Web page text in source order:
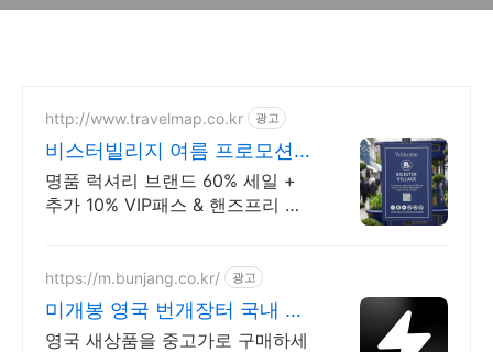
http://www.travelmap.co.kr 광고
비스터빌리지 여름 프로모션
VIP 패스 10% 할인쿠폰
명품 럭셔리 브랜드 60% 세일 +
추가 10% VIP패스 & 핸즈프리 쇼
쇼핑 제공
https://m.bunjang.co.kr/ 광고
미개봉 영국 번개장터 국내 최
대 브랜드 중고거래
영국 새상품을 중고가로 구매하세